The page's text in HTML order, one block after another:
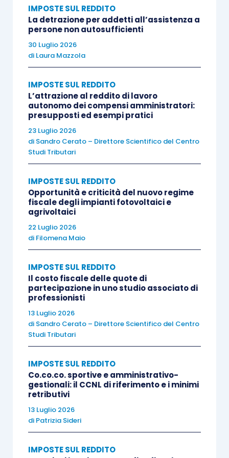
dati, ovvero dielementi indispensabili
svolgimento dell’attività da cui originano i ricavi
che concorrono a formare il reddito imponibile.
interpello– lan. 149/2023
pubblicata sul sito dell’Agenzia delle Entrate.
Il caso è esattamente quello di
che hacompromesso numerosi sistemi
operativi della societàed anche di altre imprese
dalla stessa controllate, rendendo indisponibili
anche molti dati conservati sui server.
La società, per risolvere l’impasse causata
dall’incidente occorso, è quindi addivenuta alla
decisione di corrispondere all’hacker la somma
richiesta sotto forma dibit coin
dubbio se tale somma fosse deducibile ai fini
della determinazione dell’imponibile Ires ed Irap.
Vediamo di percorrere icontenuti principaliche
è dato di trarre da questo documento.
In primo luogo, l’Agenzia delle Entrate conferma
chela spesa in questione non si qualifica come
537/1993, norma che intende colpire con
l’indeducibilità i costi sostenuti perbeni e
servizi direttamente utilizzati
IMPOSTE SUL REDDITO
La detrazione per addetti all’assistenza a
persone non autosufficienti
30 Luglio 2026
di Laura Mazzola
IMPOSTE SUL REDDITO
L’attrazione al reddito di lavoro
autonomo dei compensi amministratori:
presupposti ed esempi pratici
23 Luglio 2026
di Sandro Cerato – Direttore Scientifico del Centro
Studi Tributari
IMPOSTE SUL REDDITO
Opportunità e criticità del nuovo regime
fiscale degli impianti fotovoltaici e
agrivoltaici
22 Luglio 2026
di Filomena Maio
IMPOSTE SUL REDDITO
Il costo fiscale delle quote di
partecipazione in uno studio associato di
professionisti
13 Luglio 2026
di Sandro Cerato – Direttore Scientifico del Centro
Studi Tributari
IMPOSTE SUL REDDITO
Co.co.co. sportive e amministrativo-
gestionali: il CCNL di riferimento e i minimi
retributivi
13 Luglio 2026
di Patrizia Sideri
IMPOSTE SUL REDDITO